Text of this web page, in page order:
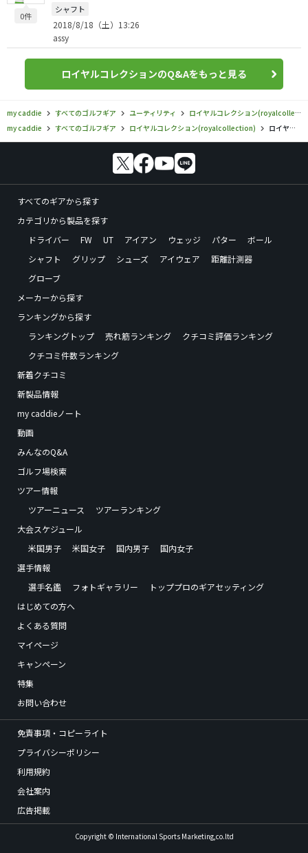
0件
シャフト
2018/8/18（土）13:26
assy
ロイヤルコレクションのQ&Aをもっと見る
my caddie すべてのゴルフギア ユーティリティ
ロイヤルコレクション(royalcollection)
my caddie
すべてのゴルフギア ロイヤルコレクション(royalcollection) ロイヤルコレクション／／cvXer ユーティリティの口コミ評価
すべてのギアから探す
カテゴリから製品を探す
ドライバー
FW UT アイアン ウェッジ パター
ボール
シャフト
グリップ シューズ アイウェア
距離計測器
グローブ
メーカーから探す
ランキングから探す
ランキングトップ
売れ筋ランキング
クチコミ評価ランキング
クチコミ件数ランキング
新着クチコミ
新製品情報
my caddieノート
動画
みんなのQ&A
ゴルフ場検索
ツアー情報
ツアーニュース
ツアーランキング
大会スケジュール
米国男子
米国女子 国内男子
国内女子
選手情報
選手名鑑
フォトギャラリー
トッププロのギアセッティング
はじめての方へ
よくある質問
マイページ
キャンペーン
特集
お問い合わせ
免責事項・コピーライト
プライバシーポリシー
利用規約
会社案内
広告掲載
Copyright © International Sports Marketing,co.ltd